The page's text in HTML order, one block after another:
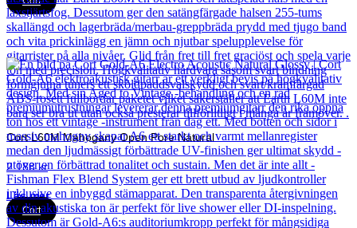
Cort L60M Mahogany Open Pore Natural
2 188kr
Läs mer
Cort